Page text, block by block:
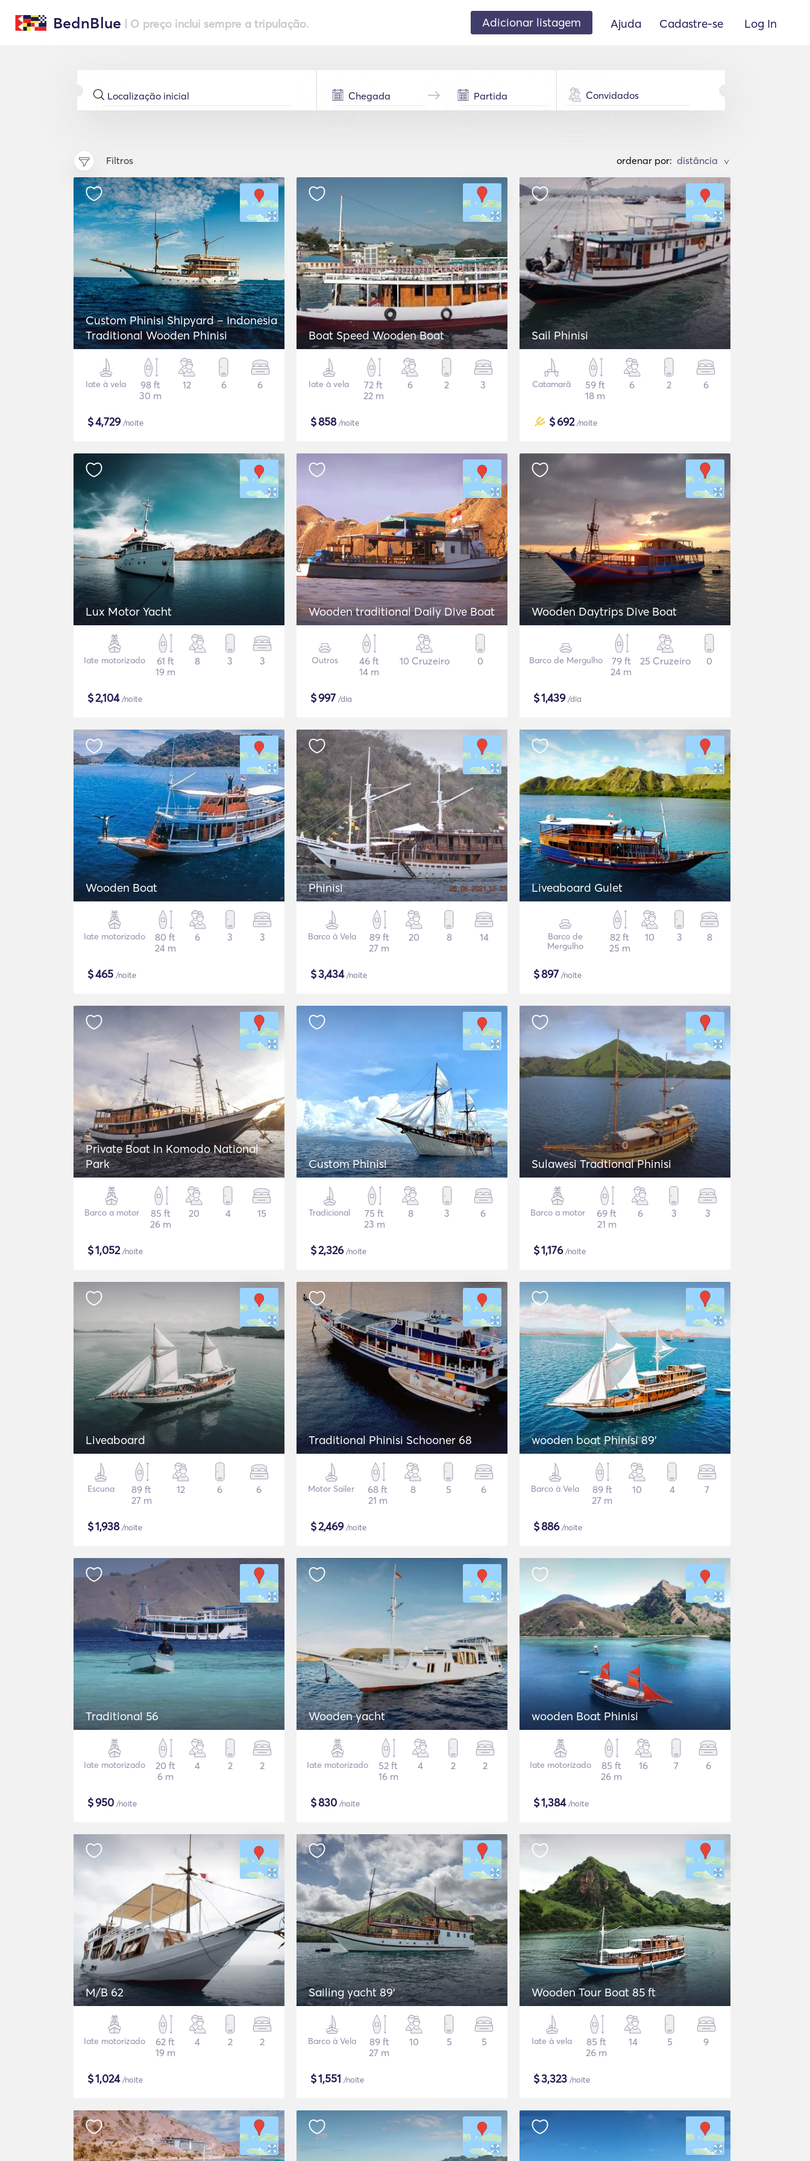
BednBlue | O preço inclui sempre a tripulação. Adicionar listagem Ajuda Cadastre-se Log In
Convidados
Filtros ordenar por: >
Custom Phinisi Shipyard – Indonesia
Traditional Wooden Phinisi
Iate à vela
98 ft
30 m
12 6 6
$4,729/noite
Boat Speed Wooden Boat
Iate à vela
72 ft
22 m
6 2 3
$858/noite
Sail Phinisi
Catamarã
59 ft
18 m
6 2 6
$692/noite
Lux Motor Yacht
Iate motorizado
61 ft
19 m
8 3 3
$2,104/noite
Wooden traditional Daily Dive Boat
Outros
46 ft
14 m
10 Cruzeiro 0
$997 /dia
Wooden Daytrips Dive Boat
Barco de Mergulho
79 ft
24 m
25 Cruzeiro 0
$1,439/dia
Wooden Boat
Iate motorizado
80 ft
24 m
6 3 3
$465 /noite
Phinisi
Barco à Vela
89 ft
27 m
20 8 14
$3,434/noite
Liveaboard Gulet
Barco de
Mergulho
82 ft
25 m
10 3 8
$897 /noite
Private Boat In Komodo National
Park
Barco a motor
85 ft
26 m
20 4 15
$1,052/noite
Custom Phinisi
Tradicional
75 ft
23 m
8 3 6
$2,326/noite
Sulawesi Tradtional Phinisi
Barco a motor
69 ft
21 m
6 3 3
$1,176/noite
Liveaboard
Escuna
89 ft
27 m
12 6 6
$1,938/noite
Traditional Phinisi Schooner 68
Motor Sailer
68 ft
21 m
8 5 6
$2,469/noite
wooden boat Phinisi 89'
Barco à Vela
89 ft
27 m
10 4 7
$886/noite
Traditional 56
Iate motorizado
20 ft
6 m
4 2 2
$950 /noite
Wooden yacht
Iate motorizado
52 ft
16 m
4 2 2
$830 /noite
wooden Boat Phinisi
Iate motorizado
85 ft
26 m
16 7 6
$1,384/noite
M/B 62
Iate motorizado
62 ft
19 m
4 2 2
$1,024/noite
Sailing yacht 89'
Barco à Vela
89 ft
27 m
10 5 5
$1,551 /noite
Wooden Tour Boat 85 ft
Iate à vela
85 ft
26 m
14 5 9
$3,323 /noite